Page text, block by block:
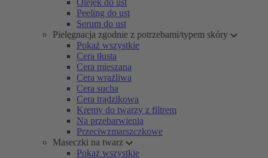
Olejek do ust
Peeling do ust
Serum do ust
Pielęgnacja zgodnie z potrzebami/typem skóry
Pokaż wszystkie
Cera tłusta
Cera mieszana
Cera wrażliwa
Cera sucha
Cera trądzikowa
Kremy do twarzy z filtrem
Na przebarwienia
Przeciwzmarszczkowe
Maseczki na twarz
Pokaż wszystkie